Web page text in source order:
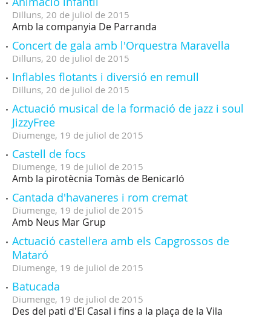
Dilluns, 20 de juliol de 2015
Amb la companyia De Parranda
Concert de gala amb l'Orquestra Maravella
Dilluns, 20 de juliol de 2015
Inflables flotants i diversió en remull
Dilluns, 20 de juliol de 2015
Actuació musical de la formació de jazz i soul
JizzyFree
Diumenge, 19 de juliol de 2015
Castell de focs
Diumenge, 19 de juliol de 2015
Amb la pirotècnia Tomàs de Benicarló
Cantada d'havaneres i rom cremat
Diumenge, 19 de juliol de 2015
Amb Neus Mar Grup
Actuació castellera amb els Capgrossos de
Mataró
Diumenge, 19 de juliol de 2015
Batucada
Diumenge, 19 de juliol de 2015
Des del pati d'El Casal i fins a la plaça de la Vila